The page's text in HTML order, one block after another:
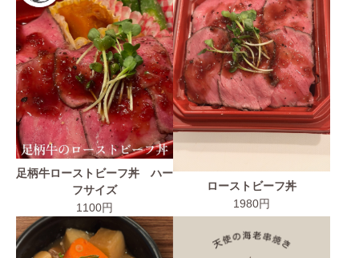
足柄牛ローストビーフ丼 ハー
フサイズ
1100円
ローストビーフ丼
1980円